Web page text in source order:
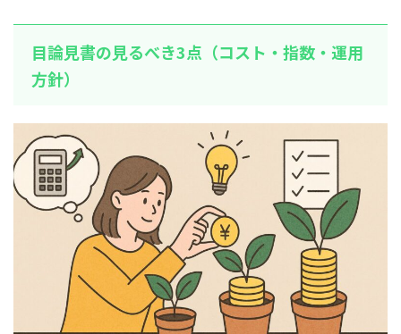
目論見書の見るべき3点（コスト・指数・運用
方針）